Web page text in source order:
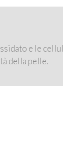
e le
della pelle.